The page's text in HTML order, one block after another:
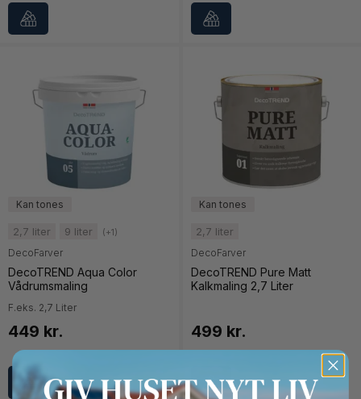
2,7 liter 9 liter (+1)
DecoFarver
DecoTREND Aqua Color
Vådrumsmaling
F.eks. 2,7 Liter
449 kr.
2,7 liter
DecoFarver
DecoTREND Pure Matt
Kalkmaling 2,7 Liter
499 kr.